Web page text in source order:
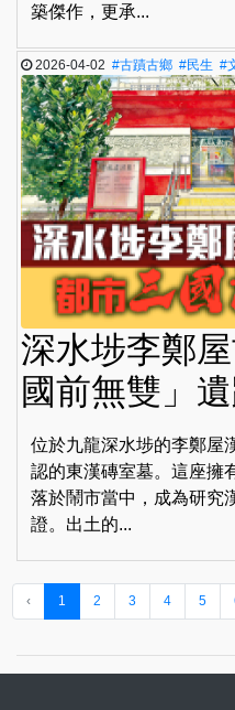
築傑作，更承...
2026-04-02#古蹟古鄉 #民生 #
深水埗李鄭
國前無雙」
位於九龍深水埗的李鄭屋
認的東漢磚室墓。這座擁
落於鬧市當中，成為研究
證。出土的...
‹ 1 2 3 4 5